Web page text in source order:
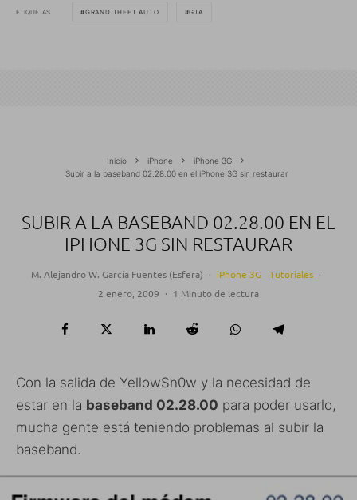
ETIQUETAS GRAND THEFT AUTO GTA
Inicio iPhone
iPhone 3G
Subir a la baseband 02.28.00 en el iPhone 3G sin restaurar
SUBIR A LA BASEBAND 02.28.00 EN EL
IPHONE 3G SIN RESTAURAR
M. Alejandro W. García Fuentes (Esfera) · iPhone 3G Tutoriales ·
2 enero, 2009 · 1 Minuto de lectura
Con la salida de YellowSn0w y la necesidad de
estar en la baseband 02.28.00 para poder usarlo,
mucha gente está teniendo problemas al subir la
baseband.